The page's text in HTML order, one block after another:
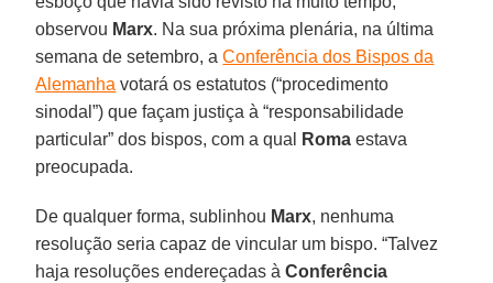
observou Marx. Na sua próxima plenária, na última
semana de setembro, aConferência dos Bispos da
Alemanha votará os estatutos (“procedimento
sinodal”) que façam justiça à “responsabilidade
particular” dos bispos, com a qual
Roma estava
preocupada.
De qualquer forma, sublinhou Marx, nenhuma
resolução seria capaz de vincular um bispo. “Talvez
haja resoluções endereçadas àConferência